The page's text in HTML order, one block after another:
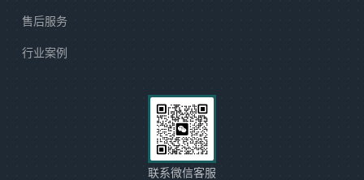
售后服务
行业案例
联系微信客服